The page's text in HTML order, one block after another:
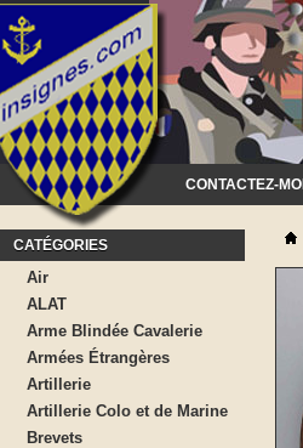
CONTACTEZ-MOI
CATÉGORIES
Air
ALAT
Arme Blindée Cavalerie
Armées Étrangères
Artillerie
Artillerie Colo et de Marine
Brevets